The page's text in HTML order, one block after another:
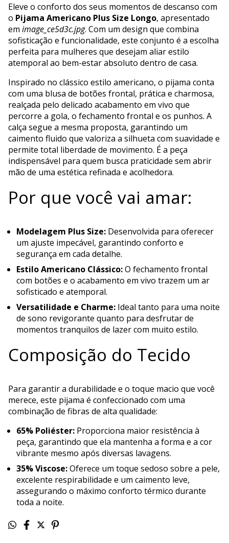
Eleve o conforto dos seus momentos de descanso com
o Pijama Americano Plus Size Longo, apresentado
em image_ce5d3c.jpg. Com um design que combina
sofisticação e funcionalidade, este conjunto é a escolha
perfeita para mulheres que desejam aliar estilo
atemporal ao bem-estar absoluto dentro de casa.
Inspirado no clássico estilo americano, o pijama conta
com uma blusa de botões frontal, prática e charmosa,
realçada pelo delicado acabamento em vivo que
percorre a gola, o fechamento frontal e os punhos. A
calça segue a mesma proposta, garantindo um
caimento fluido que valoriza a silhueta com suavidade e
permite total liberdade de movimento. É a peça
indispensável para quem busca praticidade sem abrir
mão de uma estética refinada e acolhedora.
Por que você vai amar:
Modelagem Plus Size: Desenvolvida para oferecer
um ajuste impecável, garantindo conforto e
segurança em cada detalhe.
Estilo Americano Clássico:O fechamento frontal
com botões e o acabamento em vivo trazem um ar
sofisticado e atemporal.
Versatilidade e Charme: Ideal tanto para uma noite
de sono revigorante quanto para desfrutar de
momentos tranquilos de lazer com muito estilo.
Composição do Tecido
Para garantir a durabilidade e o toque macio que você
merece, este pijama é confeccionado com uma
combinação de fibras de alta qualidade:
65% Poliéster: Proporciona maior resistência à
peça, garantindo que ela mantenha a forma e a cor
vibrante mesmo após diversas lavagens.
35% Viscose:Oferece um toque sedoso sobre a pele,
excelente respirabilidade e um caimento leve,
assegurando o máximo conforto térmico durante
toda a noite.